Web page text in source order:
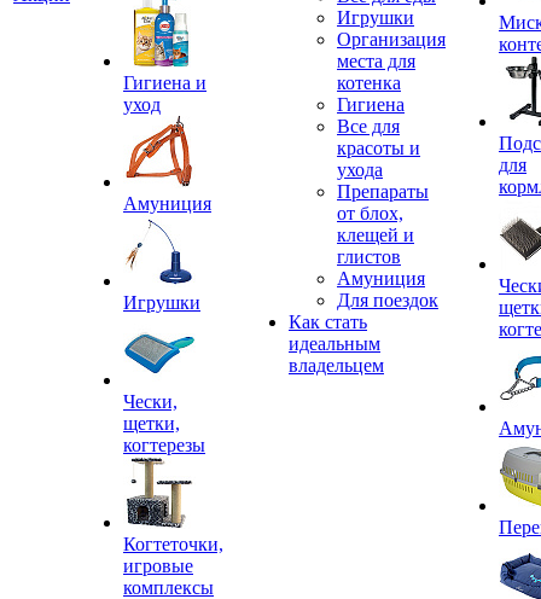
Гигиена и
уход
Амуниция
Игрушки
Чески,
щетки,
когтерезы
Когтеточки,
игровые
комплексы
Игрушки
Организация
места для
котенка
Гигиена
Все для
красоты и
ухода
Препараты
от блох,
клещей и
глистов
Амуниция
Для поездок
Как стать
идеальным
владельцем
для